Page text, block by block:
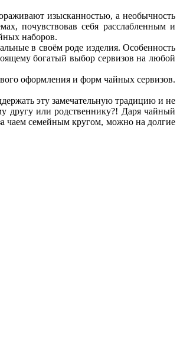
изысканностью, а необычность
почувствовав себя расслабленным и
наборов.
в своём роде изделия. Особенность
богатый выбор сервизов на любой
оформления и форм чайных сервизов.
эту замечательную традицию и не
другу или родственнику?! Даря чайный
чаем семейным кругом, можно на долгие